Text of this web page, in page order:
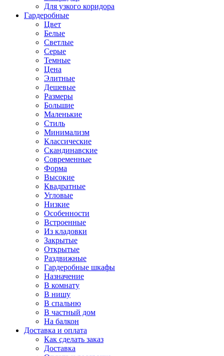
Для узкого коридора
Гардеробные
Цвет
Белые
Светлые
Серые
Темные
Цена
Элитные
Дешевые
Размеры
Большие
Маленькие
Стиль
Минимализм
Классические
Скандинавские
Современные
Форма
Высокие
Квадратные
Угловые
Низкие
Особенности
Встроенные
Из кладовки
Закрытые
Открытые
Раздвижные
Гардеробные шкафы
Назначение
В комнату
В нишу
В спальню
В частный дом
На балкон
Доставка и оплата
Как сделать заказ
Доставка